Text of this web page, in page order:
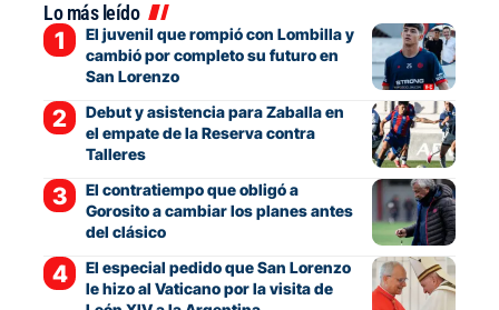
Lo más leído
El juvenil que rompió con Lombilla y
cambió por completo su futuro en
San Lorenzo
Debut y asistencia para Zaballa en
el empate de la Reserva contra
Talleres
El contratiempo que obligó a
Gorosito a cambiar los planes antes
del clásico
El especial pedido que San Lorenzo
le hizo al Vaticano por la visita de